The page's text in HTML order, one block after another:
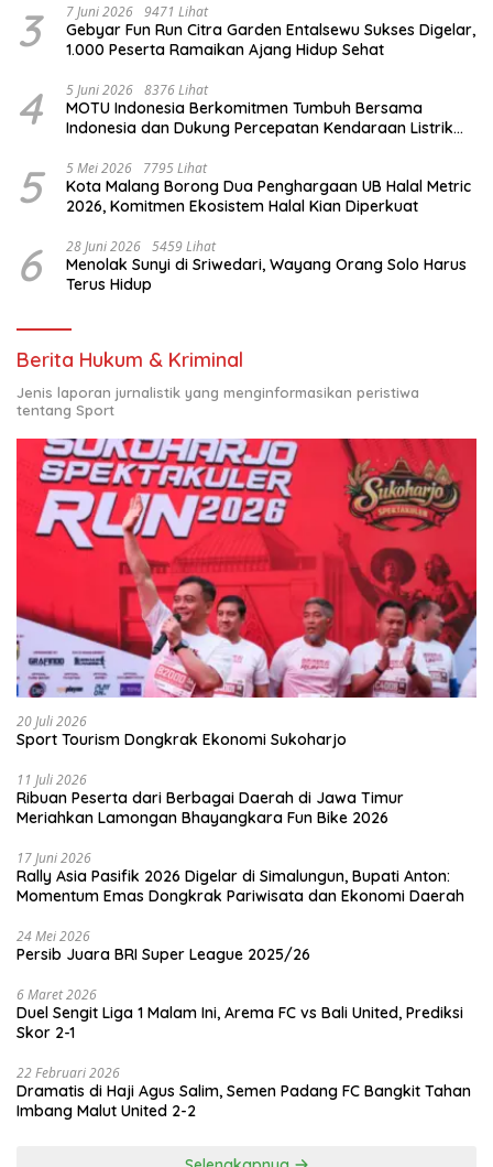
3 7 Juni 2026 9471 Lihat
Gebyar Fun Run Citra Garden Entalsewu Sukses Digelar,
1.000 Peserta Ramaikan Ajang Hidup Sehat
4 5 Juni 2026 8376 Lihat
MOTU Indonesia Berkomitmen Tumbuh Bersama
Indonesia dan Dukung Percepatan Kendaraan Listrik
5 5 Mei 2026 7795 Lihat
Kota Malang Borong Dua Penghargaan UB Halal Metric
2026, Komitmen Ekosistem Halal Kian Diperkuat
6 28 Juni 2026 5459 Lihat
Menolak Sunyi di Sriwedari, Wayang Orang Solo Harus
Terus Hidup
Berita Hukum & Kriminal
Jenis laporan jurnalistik yang menginformasikan peristiwa
tentang Sport
20 Juli 2026
Sport Tourism Dongkrak Ekonomi Sukoharjo
11 Juli 2026
Ribuan Peserta dari Berbagai Daerah di Jawa Timur
Meriahkan Lamongan Bhayangkara Fun Bike 2026
17 Juni 2026
Rally Asia Pasifik 2026 Digelar di Simalungun, Bupati Anton:
Momentum Emas Dongkrak Pariwisata dan Ekonomi Daerah
24 Mei 2026
Persib Juara BRI Super League 2025/26
6 Maret 2026
Duel Sengit Liga 1 Malam Ini, Arema FC vs Bali United, Prediksi
Skor 2-1
22 Februari 2026
Dramatis di Haji Agus Salim, Semen Padang FC Bangkit Tahan
Imbang Malut United 2-2